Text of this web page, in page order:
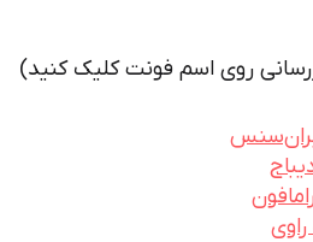
روی اسم فونت کلیک کنید)